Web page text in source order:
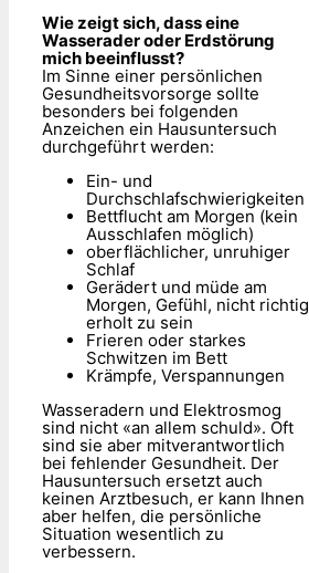
Wie zeigt sich, dass eine
Wasserader oder Erdstörung
mich beeinflusst?
Im Sinne einer persönlichen
Gesundheitsvorsorge sollte
besonders bei folgenden
Anzeichen ein Hausuntersuch
durchgeführt werden:
Ein- und
Durchschlafschwierigkeiten
Bettflucht am Morgen (kein
Ausschlafen möglich)
oberflächlicher, unruhiger
Schlaf
Gerädert und müde am
Morgen, Gefühl, nicht richtig
erholt zu sein
Frieren oder starkes
Schwitzen im Bett
Krämpfe, Verspannungen
Wasseradern und Elektrosmog
sind nicht «an allem schuld». Oft
sind sie aber mitverantwortlich
bei fehlender Gesundheit. Der
Hausuntersuch ersetzt auch
keinen Arztbesuch, er kann Ihnen
aber helfen, die persönliche
Situation wesentlich zu
verbessern.